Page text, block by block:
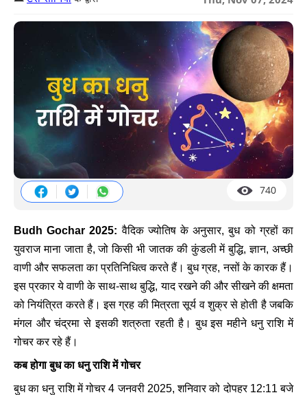
740
Budh Gochar 2025: वैदिक ज्योतिष के अनुसार, बुध को ग्रहों का
युवराज माना जाता है, जो किसी भी जातक की कुंडली में बुद्धि, ज्ञान, अच्छी
वाणी और सफलता का प्रतिनिधित्व करते हैं। बुध ग्रह, नसों के कारक हैं।
इस प्रकार ये वाणी के साथ-साथ बुद्धि, याद रखने की और सीखने की क्षमता
को नियंत्रित करते हैं। इस ग्रह की मित्रता सूर्य व शुक्र से होती है जबकि
मंगल और चंद्रमा से इसकी शत्रुता रहती है। बुध इस महीने धनु राशि में
गोचर कर रहे हैं।
कब होगा बुध का धनु राशि में गोचर
बुध का धनु राशि में गोचर 4 जनवरी 2025, शनिवार को दोपहर 12:11 बजे